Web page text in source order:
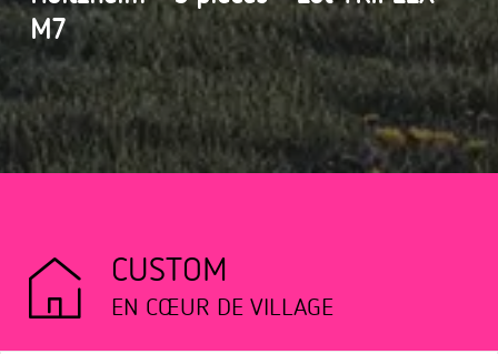
M7
CUSTOM
EN CŒUR DE VILLAGE